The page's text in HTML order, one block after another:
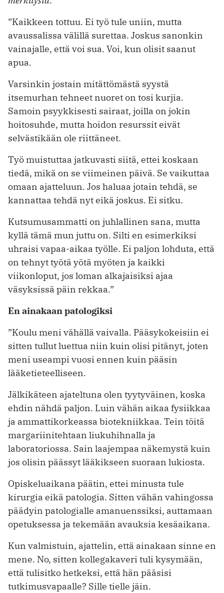
”Kaikkeen tottuu. Ei työ tule uniin, mutta
avaussalissa välillä surettaa. Joskus sanonkin
vainajalle, että voi sua. Voi, kun olisit saanut
apua.
Varsinkin jostain mitättömästä syystä
itsemurhan tehneet nuoret on tosi kurjia.
Samoin psyykkisesti sairaat, joilla on jokin
hoitosuhde, mutta hoidon resurssit eivät
selvästikään ole riittäneet.
Työ muistuttaa jatkuvasti siitä, ettei koskaan
tiedä, mikä on se viimeinen päivä. Se vaikuttaa
omaan ajatteluun. Jos haluaa jotain tehdä, se
kannattaa tehdä nyt eikä joskus. Ei sitku.
Kutsumusammatti on juhlallinen sana, mutta
kyllä tämä mun juttu on. Silti en esimerkiksi
uhraisi vapaa-aikaa työlle. Ei paljon lohduta, että
on tehnyt työtä yötä myöten ja kaikki
viikonloput, jos loman alkajaisiksi ajaa
väsyksissä päin rekkaa.”
En ainakaan patologiksi
”Koulu meni vähällä vaivalla. Pääsykokeisiin ei
sitten tullut luettua niin kuin olisi pitänyt, joten
meni useampi vuosi ennen kuin pääsin
lääketieteelliseen.
Jälkikäteen ajateltuna olen tyytyväinen, koska
ehdin nähdä paljon. Luin vähän ­aikaa fysiikkaa
ja ammattikorkeassa biotekniikkaa. Tein töitä
margariinitehtaan liukuhihnalla ja
laboratoriossa. Sain laajempaa näkemystä kuin
jos olisin päässyt lääkikseen suoraan lukiosta.
Opiskeluaikana päätin, ettei minusta tule
kirurgia eikä patologia. Sitten vähän vahingossa
päädyin patologialle amanuenssiksi, auttamaan
opetuksessa ja tekemään avauksia kesäaikana.
Kun valmistuin, ajattelin, että ainakaan sinne en
mene. No, sitten kollegakaveri tuli kysymään,
että tulisitko hetkeksi, että hän pääsisi
tutkimusvapaalle? Sille tielle jäin.